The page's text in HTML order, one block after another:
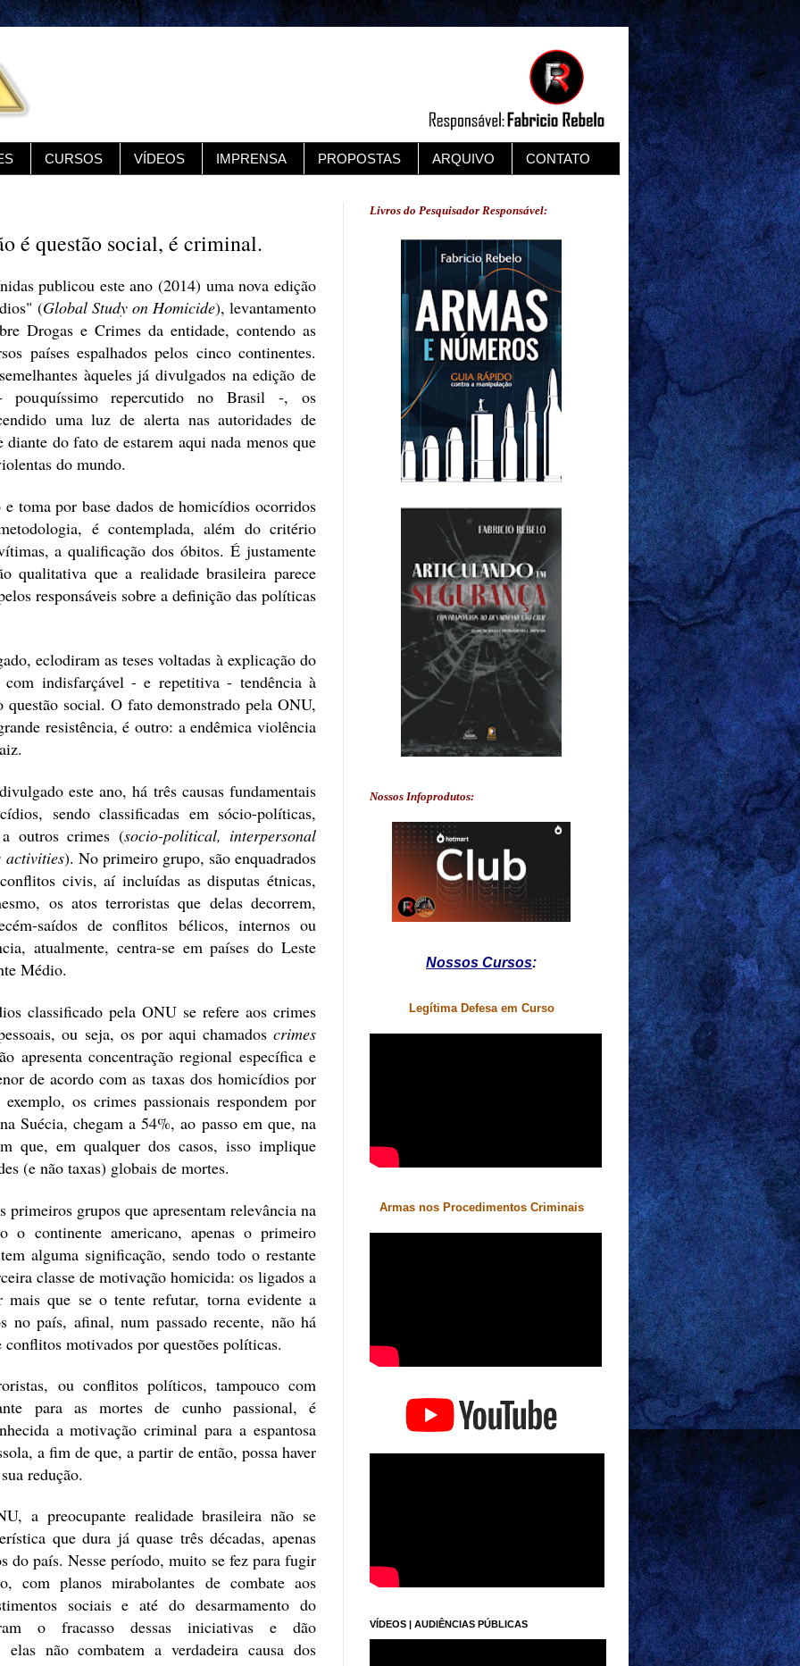
CURSOS VÍDEOS IMPRENSA PROPOSTAS ARQUIVO CONTATO
é questão social, é criminal.
publicou este ano (2014) uma nova edição
(Global Study on Homicide), levantamento
Drogas e Crimes da entidade, contendo as
países espalhados pelos cinco continentes.
àqueles já divulgados na edição de
pouquíssimo repercutido no Brasil -, os
uma luz de alerta nas autoridades de
diante do fato de estarem aqui nada menos que
do mundo.
toma por base dados de homicídios ocorridos
é contemplada, além do critério
a qualificação dos óbitos. É justamente
qualitativa que a realidade brasileira parece
responsáveis sobre a definição das políticas
eclodiram as teses voltadas à explicação do
com indisfarçável - e repetitiva - tendência à
questão social. O fato demonstrado pela ONU,
resistência, é outro: a endêmica violência
este ano, há três causas fundamentais
sendo classificadas em sócio-políticas,
a outros crimes (socio-political, interpersonal
activities). No primeiro grupo, são enquadrados
civis, aí incluídas as disputas étnicas,
os atos terroristas que delas decorrem,
saídos de conflitos bélicos, internos ou
atualmente, centra-se em países do Leste
Médio.
classificado pela ONU se refere aos crimes
ou seja, os por aqui chamados crimes
apresenta concentração regional específica e
de acordo com as taxas dos homicídios por
os crimes passionais respondem por
Suécia, chegam a 54%, ao passo em que, na
que, em qualquer dos casos, isso implique
(e não taxas) globais de mortes.
primeiros grupos que apresentam relevância na
o continente americano, apenas o primeiro
alguma significação, sendo todo o restante
classe de motivação homicida: os ligados a
que se o tente refutar, torna evidente a
no país, afinal, num passado recente, não há
motivados por questões políticas.
ou conflitos políticos, tampouco com
para as mortes de cunho passional, é
a motivação criminal para a espantosa
a fim de que, a partir de então, possa haver
redução.
a preocupante realidade brasileira não se
que dura já quase três décadas, apenas
do país. Nesse período, muito se fez para fugir
com planos mirabolantes de combate aos
sociais e até do desarmamento do
o fracasso dessas iniciativas e dão
elas não combatem a verdadeira causa dos
Livros do Pesquisador Responsável:
Nossos Infoprodutos:
Nossos Cursos:
Legítima Defesa em Curso
Armas nos Procedimentos Criminais
VÍDEOS | AUDIÊNCIAS PÚBLICAS